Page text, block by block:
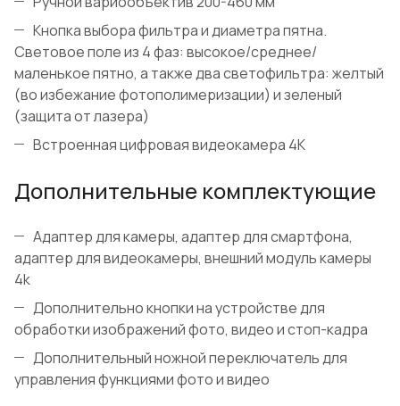
Кнопка выбора фильтра и диаметра пятна.
Световое поле из 4 фаз: высокое/среднее/
маленькое пятно, а также два светофильтра: желтый
(во избежание фотополимеризации) и зеленый
(защита от лазера)
Встроенная цифровая видеокамера 4К
Дополнительные комплектующие
Адаптер для камеры, адаптер для смартфона,
адаптер для видеокамеры, внешний модуль камеры
4k
Дополнительно кнопки на устройстве для
обработки изображений фото, видео и стоп-кадра
Дополнительный ножной переключатель для
управления функциями фото и видео